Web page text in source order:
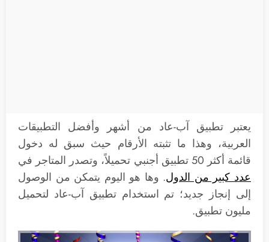
يعتبر تطبيق آب-عاد من أشهر وأفضل التطبيقات
العربية، وهذا ما تثبته الأرقام حيث سبق له دخول
قائمة أكثر 50 تطبيق أجنبي تحميلاً، وتصدر المتاجر في
عدد كبير من الدول. وها هو اليوم يتمكن من الوصول
إلى إنجاز جديد؛ تم استخدام تطبيق آب-عاد لتحميل
مليون تطبيق.